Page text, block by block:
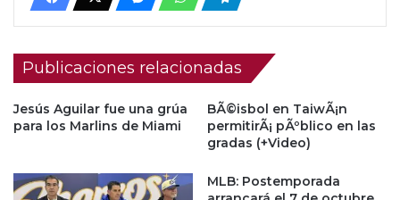
Publicaciones relacionadas
Jesús Aguilar fue una grúa
para los Marlins de Miami
BÃ©isbol en TaiwÃ¡n
permitirÃ¡ pÃºblico en las
gradas (+Video)
MLB: Postemporada